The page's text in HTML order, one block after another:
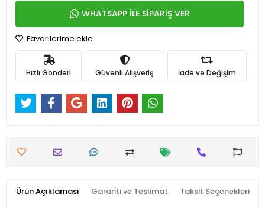
WHATSAPP İLE SİPARİŞ VER
Favorilerime ekle
Hızlı Gönderi Güvenli Alışveriş İade ve Değişim
Ürün Açıklaması Garanti ve Teslimat Taksit Seçenekleri